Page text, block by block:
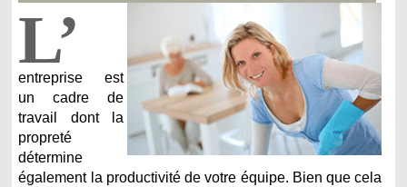
L’
entreprise est
un cadre de
travail dont la
propreté
détermine
également la productivité de votre équipe. Bien que cela